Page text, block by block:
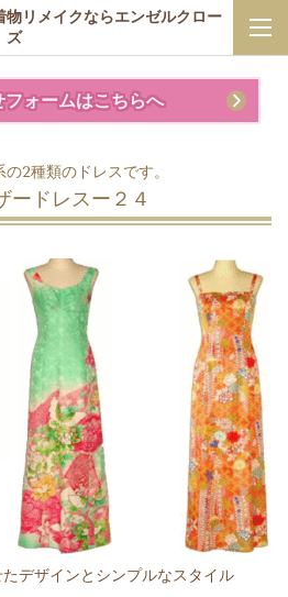
リメイクならエンゼルクロー
ズ
ォームはこちらへ
2種類のドレスです。
ードレスー２４
デザインとシンプルなスタイル